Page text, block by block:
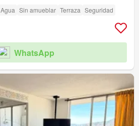
Agua Sin amueblar Terraza Seguridad
WhatsApp